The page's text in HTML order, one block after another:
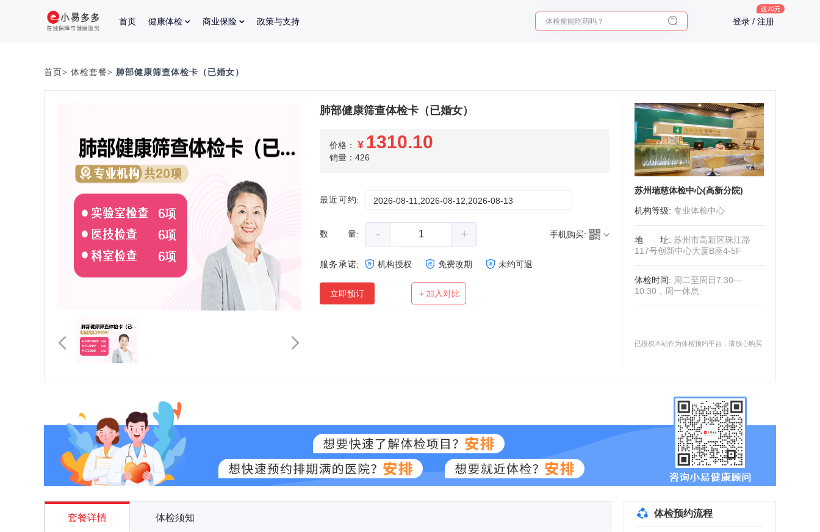
首页 健康体检 商业保险 政策与支持 十大理由告诉你为什么要买保险 登录 / 注册
首页> 体检套餐> 肺部健康筛查体检卡（已婚女）
肺部健康筛查体检卡（已婚女）
价格： ¥ 1310.10
销量：426
最近可约: 2026-08-11,2026-08-12,2026-08-13
数量: - + 手机购买:
服务承诺: 机构授权 免费改期 未约可退
立即预订 ＋加入对比
苏州瑞慈体检中心(高新分院)
机构等级: 专业体检中心
地址: 苏州市高新区珠江路
117号创新中心大厦B座4-5F
体检时间: 周二至周日7:30—
10:30，周一休息
已授权本站作为体检预约平台，请放心购买
套餐详情 体检须知 体检预约流程